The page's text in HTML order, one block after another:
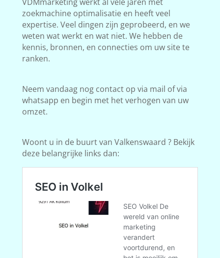
zoekmachine optimalisatie en heeft veel
expertise. Veel dingen zijn geprobeerd, en we
weten wat werkt en wat niet. We hebben de
kennis, bronnen, en connecties om uw site te
ranken.
Neem vandaag nog contact op via mail of via
whatsapp en begin met het verhogen van uw
omzet.
Woont u in de buurt van Valkenswaard ? Bekijk
deze belangrijke links dan: